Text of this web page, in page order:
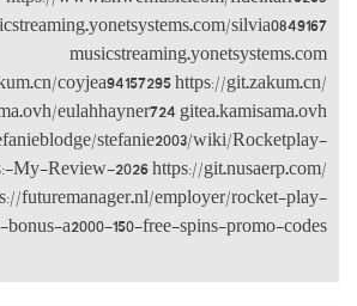
https://
https://
https://
Promo-